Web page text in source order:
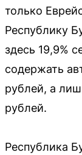
только
Республику
здесь 19,9%
содержать
рублей, а
рублей.
Республика